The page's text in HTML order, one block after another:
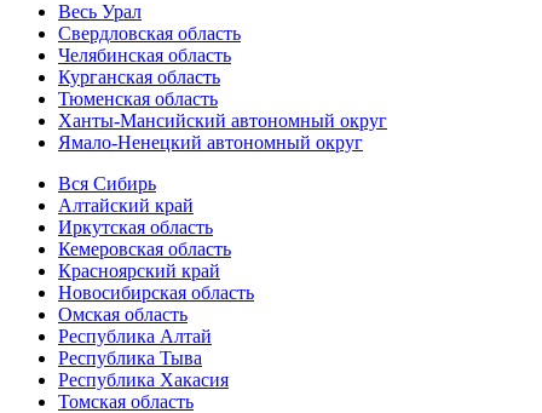
Весь Урал
Свердловская область
Челябинская область
Курганская область
Тюменская область
Ханты-Мансийский автономный округ
Ямало-Ненецкий автономный округ
Вся Сибирь
Алтайский край
Иркутская область
Кемеровская область
Красноярский край
Новосибирская область
Омская область
Республика Алтай
Республика Тыва
Республика Хакасия
Томская область